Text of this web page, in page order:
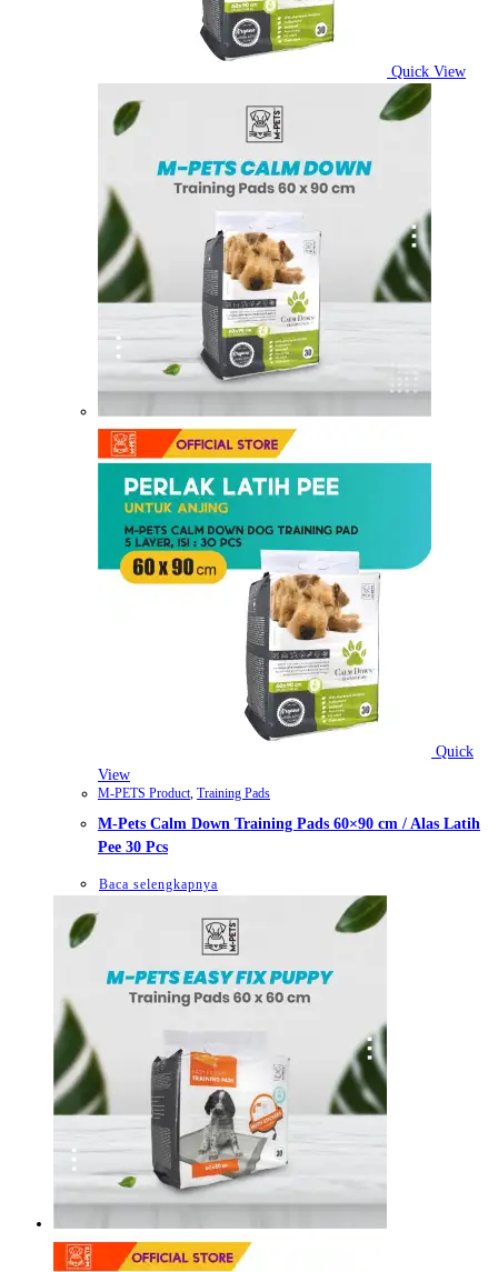
Quick View
Quick
View
M-PETS Product Training Pads
M-Pets Calm Down Training Pads 60×90 cm / Alas Latih
Pee 30 Pcs
Baca selengkapnya